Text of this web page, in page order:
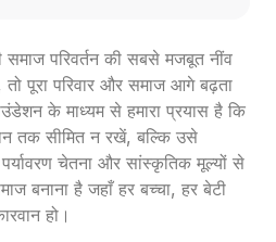
समाज परिवर्तन की सबसे मजबूत नींव
तो पूरा परिवार और समाज आगे बढ़ता
के माध्यम से हमारा प्रयास है कि
तक सीमित न रखें, बल्कि उसे
पर्यावरण चेतना और सांस्कृतिक मूल्यों से
बनाना है जहाँ हर बच्चा, हर बेटी
हो।